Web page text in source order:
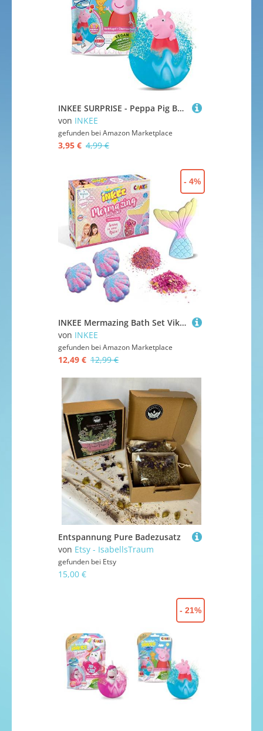
Windeln
Baby-Schlafsäcke
Baby-Schwimmhilfen
Baby-Tragetücher & Baby-Tragen
Mulltücher
Schnuller & Schnullerketten
Spieldecken & Krabbeldecken
INKEE SURPRISE - Peppa Pig Badekugeln Kinder mit Überraschung Peppa Wutz Spielzeug für die Badewanne - Badezusatz Kinder
von INKEE
gefunden bei Amazon Marketplace
3,95 € 4,99 €
INKEE Mermazing Bath Set Viktoria Sarina | Geschenkset Badezusatz mit Badebomben, Badekugeln & Badesalze, Kinder Bade-Set
von INKEE
gefunden bei Amazon Marketplace
12,49 € 12,99 €
- 4%
Entspannung Pure Badezusatz
von Etsy - IsabellsTraum
gefunden bei Etsy
15,00 €
- 21%